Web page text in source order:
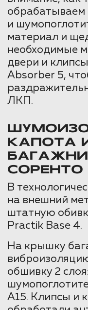
обрабатываем
и
материал и
необходимые
двери и
Absorber 5,
ЛКП.
КАПОТА
СОРЕНТО
В
на внешний
штатную
Practik Base 4.
На крышку
обшивку 2
А15. Клипсы и